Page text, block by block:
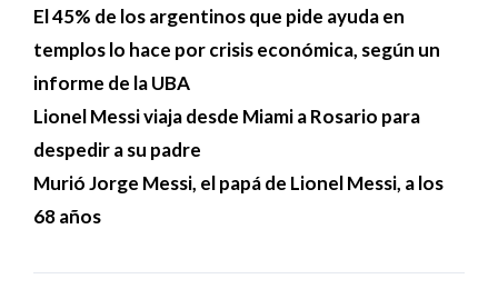
El 45% de los argentinos que pide ayuda en
templos lo hace por crisis económica, según un
informe de la UBA
Lionel Messi viaja desde Miami a Rosario para
despedir a su padre
Murió Jorge Messi, el papá de Lionel Messi, a los
68 años